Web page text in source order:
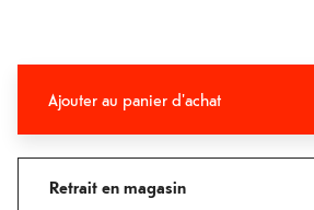
Ajouter au panier d'achat
Retrait en magasin